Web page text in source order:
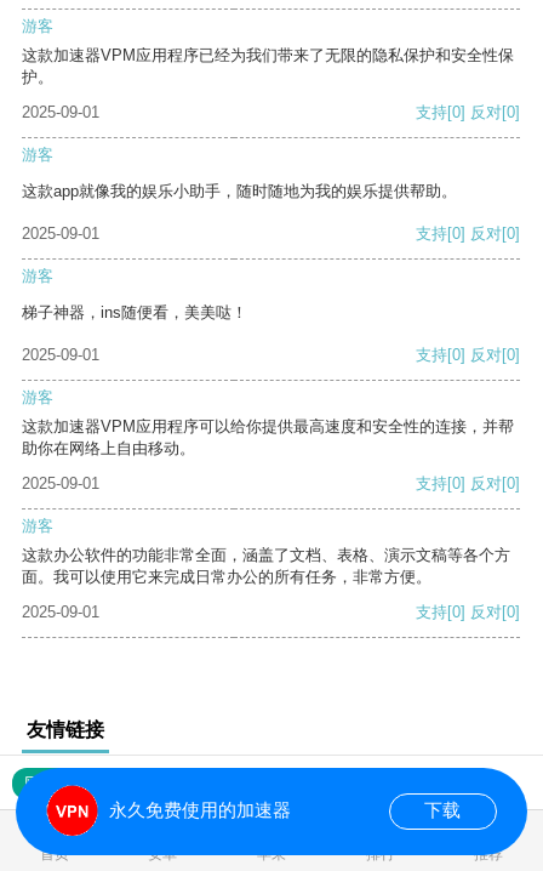
游客
这款加速器VPM应用程序已经为我们带来了无限的隐私保护和安全性保
护。
2025-09-01
支持[0] 反对[0]
游客
这款app就像我的娱乐小助手，随时随地为我的娱乐提供帮助。
2025-09-01 支持[0] 反对[0]
游客
梯子神器，ins随便看，美美哒！
2025-09-01 支持[0] 反对[0]
游客
这款加速器VPM应用程序可以给你提供最高速度和安全性的连接，并帮
助你在网络上自由移动。
2025-09-01
支持[0] 反对[0]
游客
这款办公软件的功能非常全面，涵盖了文档、表格、演示文稿等各个方
面。我可以使用它来完成日常办公的所有任务，非常方便。
2025-09-01
支持[0] 反对[0]
友情链接
网站地图
首页 安卓 苹果 排行 推荐
永久免费使用的加速器 下载
0.017754s